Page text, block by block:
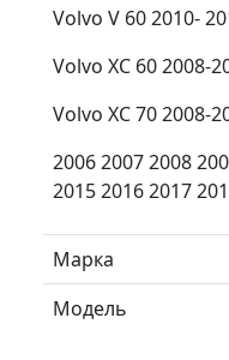
Volvo V 60 2010-
Volvo XC 60 2008-
Volvo XC 70 2008-
2006 2007 2008
2015 2016 2017
Марка
Модель